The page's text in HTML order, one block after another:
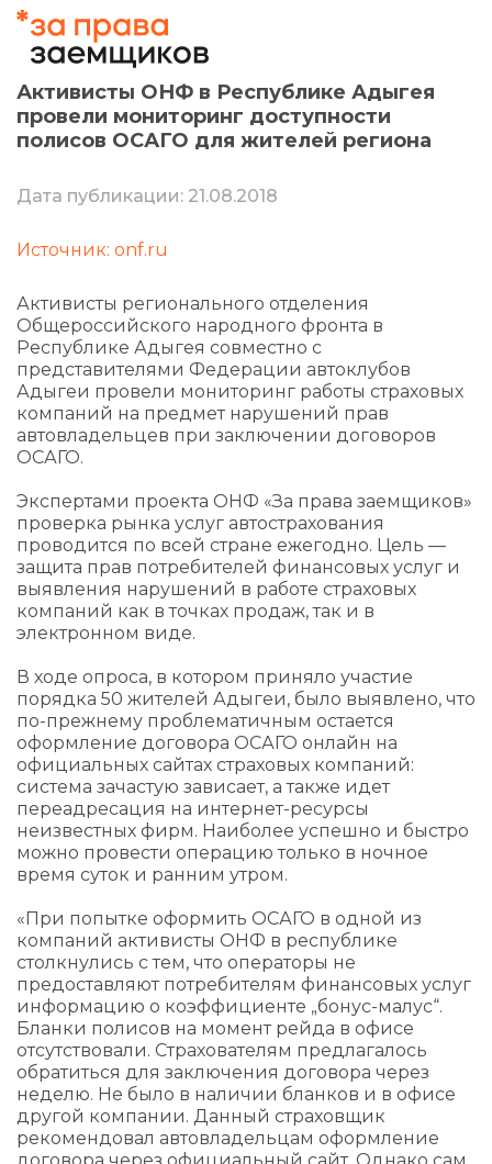
Активисты ОНФ в Республике Адыгея
провели мониторинг доступности
полисов ОСАГО для жителей региона
Дата публикации: 21.08.2018
Источник: onf.ru
Активисты регионального отделения
Общероссийского народного фронта в
Республике Адыгея совместно с
представителями Федерации автоклубов
Адыгеи провели мониторинг работы страховых
компаний на предмет нарушений прав
автовладельцев при заключении договоров
ОСАГО.
Экспертами проекта ОНФ «За права заемщиков»
проверка рынка услуг автострахования
проводится по всей стране ежегодно. Цель —
защита прав потребителей финансовых услуг и
выявления нарушений в работе страховых
компаний как в точках продаж, так и в
электронном виде.
В ходе опроса, в котором приняло участие
порядка 50 жителей Адыгеи, было выявлено, что
по-прежнему проблематичным остается
оформление договора ОСАГО онлайн на
официальных сайтах страховых компаний:
система зачастую зависает, а также идет
переадресация на интернет-ресурсы
неизвестных фирм. Наиболее успешно и быстро
можно провести операцию только в ночное
время суток и ранним утром.
«При попытке оформить ОСАГО в одной из
компаний активисты ОНФ в республике
столкнулись с тем, что операторы не
предоставляют потребителям финансовых услуг
информацию о коэффициенте „бонус-малус“.
Бланки полисов на момент рейда в офисе
отсутствовали. Страхователям предлагалось
обратиться для заключения договора через
неделю. Не было в наличии бланков и в офисе
другой компании. Данный страховщик
рекомендовал автовладельцам оформление